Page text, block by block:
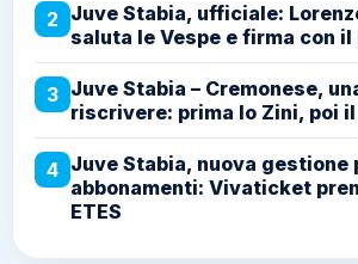
2 Juve Stabia, ufficiale:
saluta le Vespe e firma con il
3 Juve Stabia – Cremonese,
riscrivere: prima lo Zini, poi il
4 Juve Stabia, nuova
abbonamenti: Vivaticket
ETES